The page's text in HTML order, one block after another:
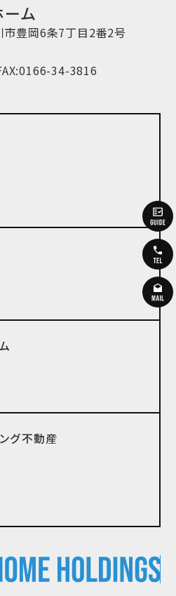
グ不動産
ム
豊岡6条7丁目2番2号
34-3816